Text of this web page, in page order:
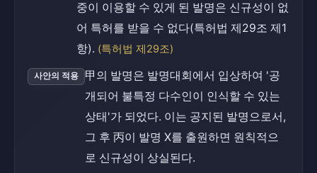
중이 이용할 수 있게 된 발명은 신규성이 없
어 특허를 받을 수 없다(특허법 제29조 제1
항). (특허법 제29조)
사안의 적용
甲의 발명은 발명대회에서 입상하여 '공
개되어 불특정 다수인이 인식할 수 있는
상태'가 되었다. 이는 공지된 발명으로서,
그 후 丙이 발명 X를 출원하면 원칙적으
로 신규성이 상실된다.